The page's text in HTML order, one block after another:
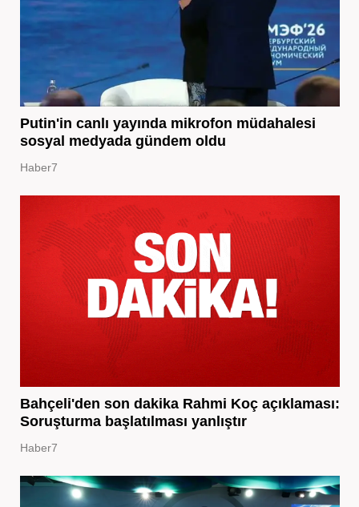
Putin'in canlı yayında mikrofon müdahalesi
sosyal medyada gündem oldu
Haber7
Bahçeli'den son dakika Rahmi Koç açıklaması:
Soruşturma başlatılması yanlıştır
Haber7